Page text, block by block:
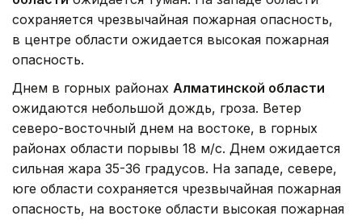
сохраняется чрезвычайная пожарная опасность,
в центре области ожидается высокая пожарная
опасность.
Днем в горных районах Алматинской области
ожидаются небольшой дождь, гроза. Ветер
северо-восточный днем на востоке, в горных
районах области порывы 18 м/с. Днем ожидается
сильная жара 35-36 градусов. На западе, севере,
юге области сохраняется чрезвычайная пожарная
опасность, на востоке области высокая пожарная